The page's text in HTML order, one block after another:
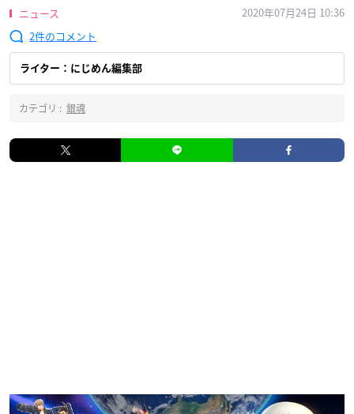
ニュース
2020年07月24日 10:36
2
ライター：にじめん編集部
カテゴリ : 銀魂